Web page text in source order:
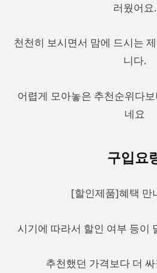
러웠어요.
천천히 보시면서 맘에 드시는
니다.
어렵게 모아놓은 추천순위다
네요
구입요
[할인제품]혜택 만
시기에 따라서 할인 여부 등이
추천했던 가격보다 더